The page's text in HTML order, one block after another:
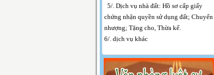
5/. Dịch vụ nhà đất: Hồ sơ cấp giấy
chứng nhận quyền sử dụng đất; Chuyển
nhượng; Tặng cho, Thừa kế.
6/. dịch vụ khác